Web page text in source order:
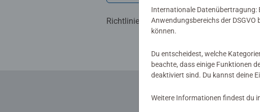
Richtlinien für Bewertungen
Zum
Internationale Datenübertragung:
Anwendungsbereichs der
können.
Du entscheidest, welche
beachte, dass einige Funktionen
deaktiviert sind. Du kannst deine
Weitere Informationen findest du